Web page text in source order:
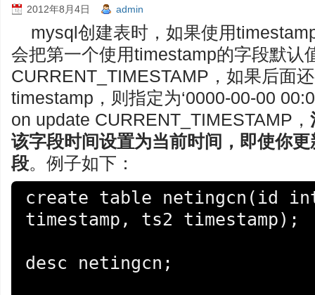
2012年8月4日 admin
mysql创建表时，如果使用
会把第一个使用timestamp的字段默认
CURRENT_TIMESTAMP，如果后面
timestamp，则指定为‘0000-00-00
on update CURRENT_TIMESTAMP，
该字段时间设置为当前时间，即使你
段。例子如下：
create table netingcn(id
timestamp, ts2 timestamp);
desc netingcn;